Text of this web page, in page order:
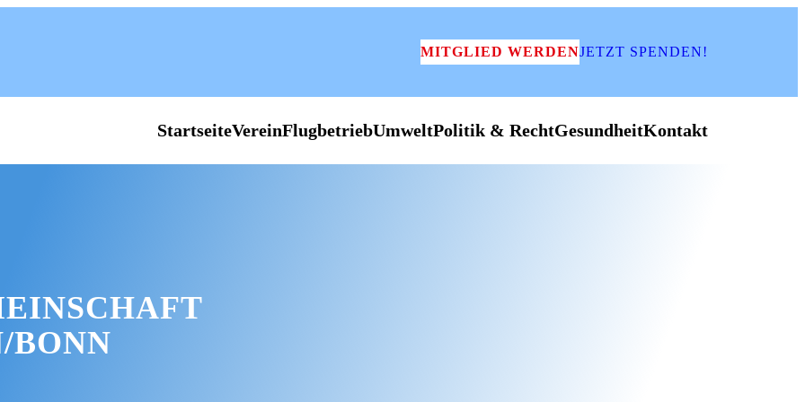
MITGLIED WERDENJETZT SPENDEN!
StartseiteVereinFlugbetriebUmweltPolitik & RechtGesundheitKontakt
BONN